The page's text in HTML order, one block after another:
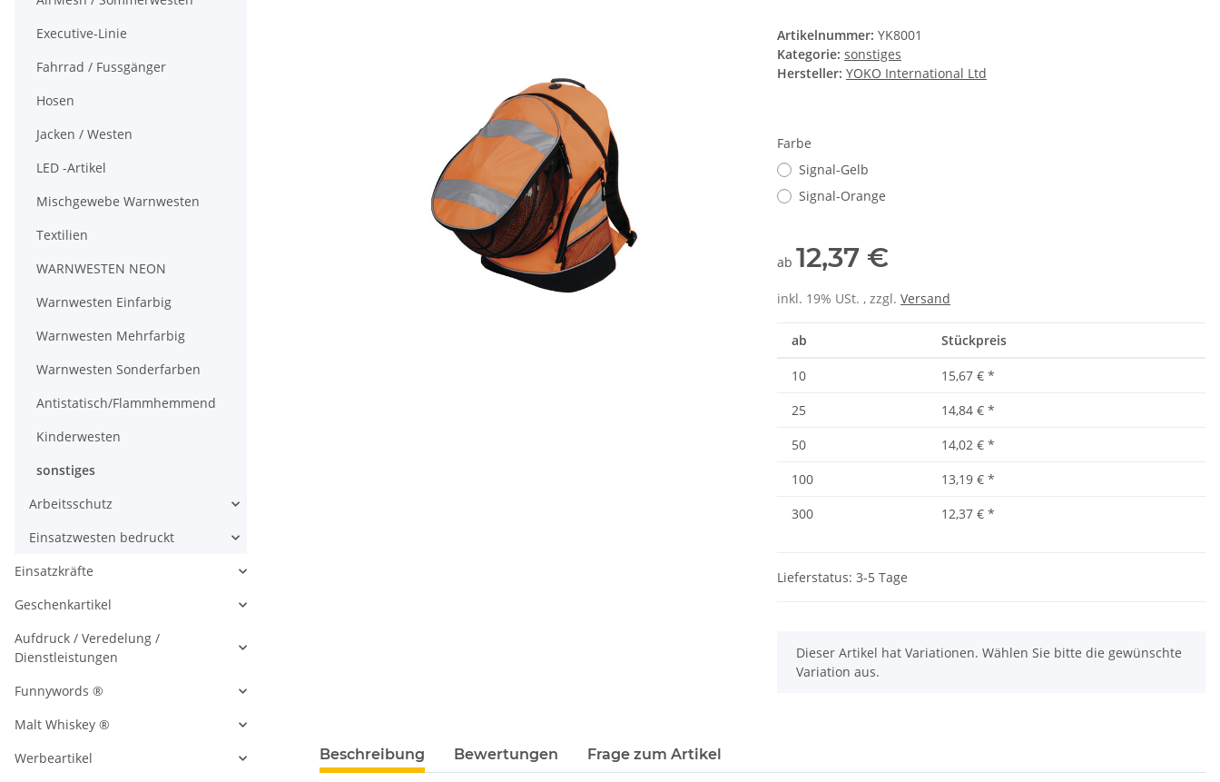
Artikelnummer: YK8001
Kategorie: sonstiges
Hersteller: YOKO International Ltd
Farbe
Signal-Gelb
Signal-Orange
ab 12,37 €
inkl. 19% USt. , zzgl. Versand
ab Stückpreis
10 15,67 € *
25
14,84 € *
50
14,02 € *
100
13,19 € *
300
12,37 € *
Lieferstatus: 3-5 Tage
x
Dieser Artikel hat Variationen. Wählen Sie bitte die gewünschte
Variation aus.
Beschreibung Bewertungen Frage zum Artikel
Executive-Linie
Fahrrad / Fussgänger
Hosen
Jacken / Westen
LED -Artikel
Mischgewebe Warnwesten
Textilien
WARNWESTEN NEON
Warnwesten Einfarbig
Warnwesten Mehrfarbig
Warnwesten Sonderfarben
Antistatisch/Flammhemmend
Kinderwesten
sonstiges
Arbeitsschutz
Einsatzwesten bedruckt
Einsatzkräfte
Geschenkartikel
Aufdruck / Veredelung /
Dienstleistungen
Funnywords ®
Malt Whiskey ®
Werbeartikel